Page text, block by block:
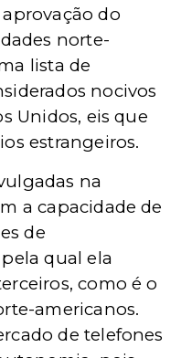
do
norte-
lista de
nocivos
Unidos, eis que
estrangeiros.
na
a capacidade de
de
qual ela
como é o
americanos.
de telefones